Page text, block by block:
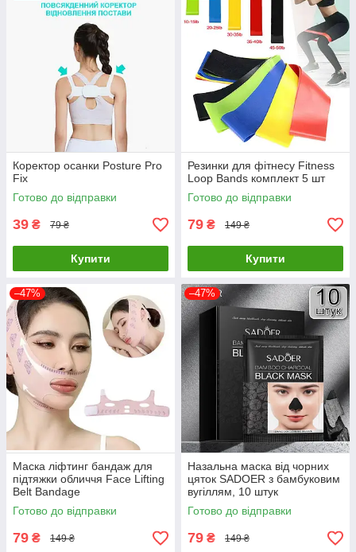
Коректор осанки Posture Pro
Fix
Готово до відправки
39 ₴ 79 ₴
Купити
Резинки для фітнесу Fitness
Loop Bands комплект 5 шт
Готово до відправки
79 ₴ 149 ₴
Купити
–47%
Маска ліфтинг бандаж для
підтяжки обличчя Face Lifting
Belt Bandage
Готово до відправки
79 ₴ 149 ₴
–47%
Назальна маска від чорних
цяток SADOER з бамбуковим
вугіллям, 10 штук
Готово до відправки
79 ₴ 149 ₴